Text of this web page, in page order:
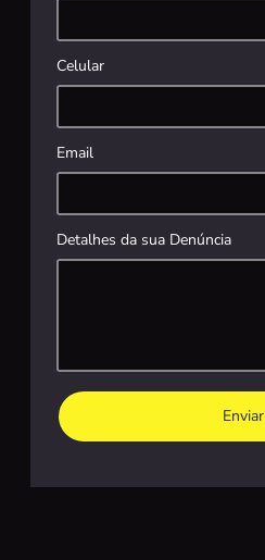
Celular
Email
Detalhes da sua Denúncia
Enviar